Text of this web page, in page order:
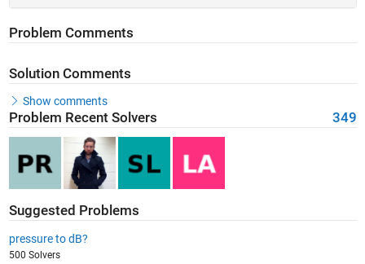
Problem Comments
Solution Comments
Show comments
Problem Recent Solvers 349
Suggested Problems
pressure to dB?
500 Solvers